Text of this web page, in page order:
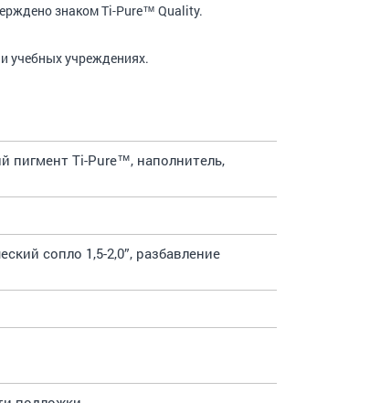
знаком Ti-Pure™ Quality.
учебных учреждениях.
пигмент Ti-Pure™, наполнитель,
сопло 1,5-2,0”, разбавление